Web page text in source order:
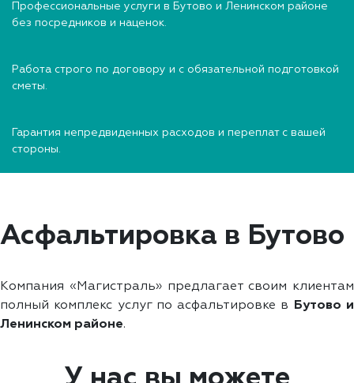
Профессиональные услуги в Бутово и Ленинском районе
без посредников и наценок.
Работа строго по договору и с обязательной подготовкой
сметы.
Гарантия непредвиденных расходов и переплат с вашей
стороны.
Асфальтировка в Бутово
Компания «Магистраль» предлагает своим клиентам
полный комплекс услуг по асфальтировке в Бутово и
Ленинском районе.